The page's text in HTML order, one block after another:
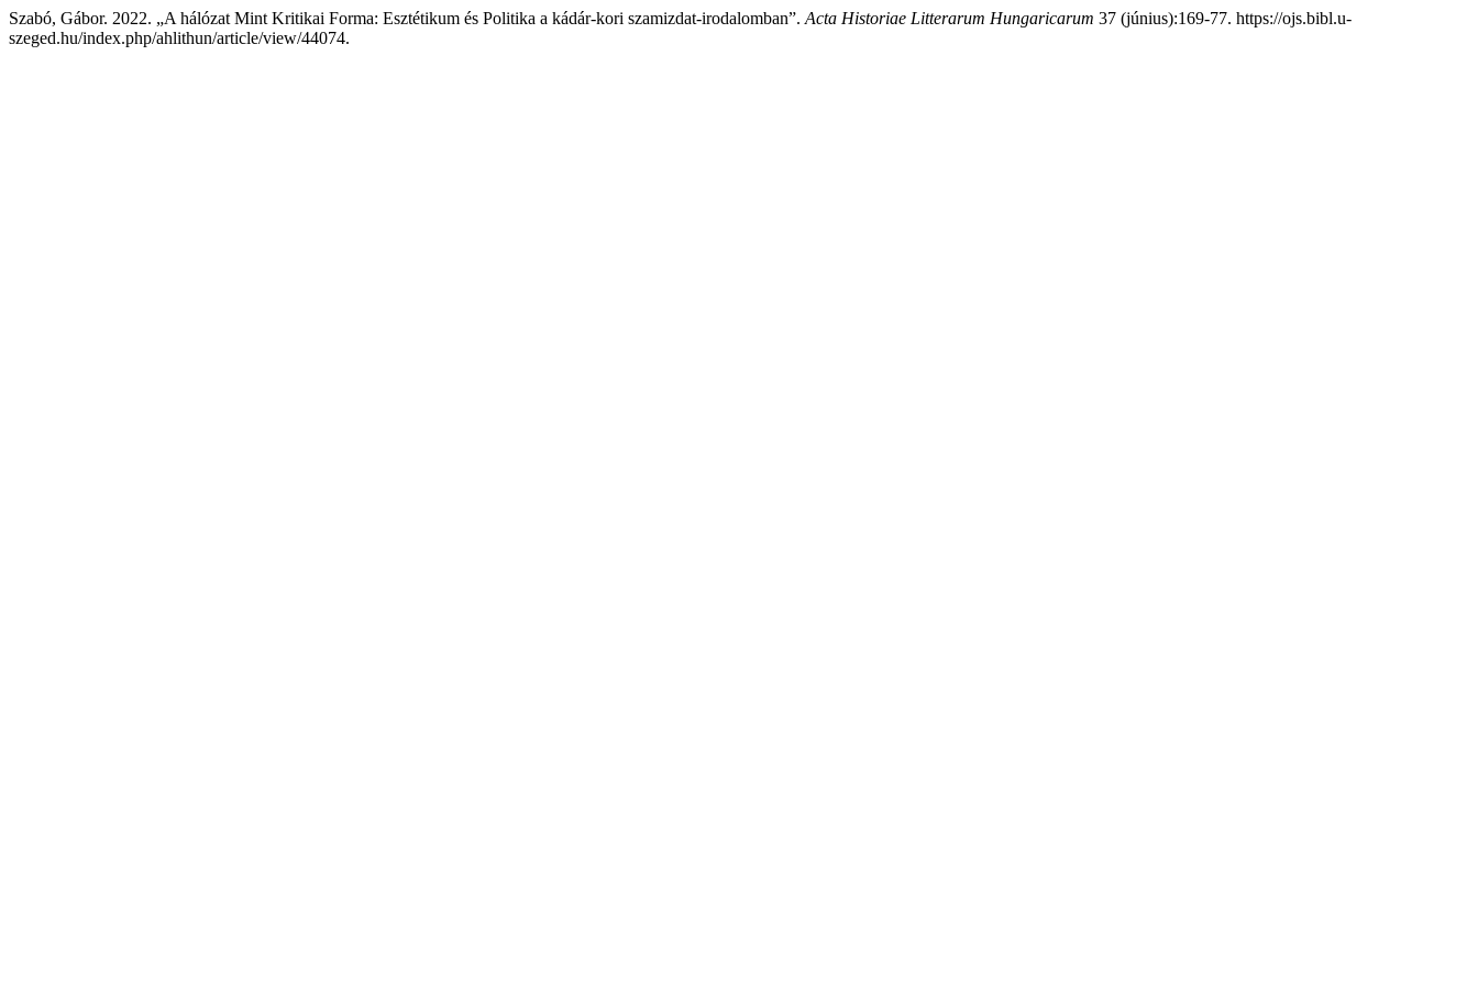
Szabó, Gábor. 2022. „A hálózat Mint Kritikai Forma: Esztétikum és Politika a kádár‐kori szamizdat‐irodalomban”. Acta Historiae Litterarum Hungaricarum 37 (június):169-77. https://ojs.bibl.u-
szeged.hu/index.php/ahlithun/article/view/44074.